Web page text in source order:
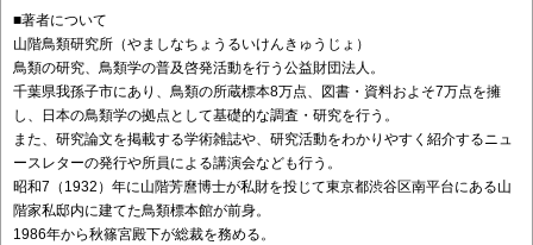
■著者について
山階鳥類研究所（やましなちょうるいけんきゅうじょ）
鳥類の研究、鳥類学の普及啓発活動を行う公益財団法人。
千葉県我孫子市にあり、鳥類の所蔵標本8万点、図書・資料およそ7万点を擁
し、日本の鳥類学の拠点として基礎的な調査・研究を行う。
また、研究論文を掲載する学術雑誌や、研究活動をわかりやすく紹介するニュ
ースレターの発行や所員による講演会なども行う。
昭和7（1932）年に山階芳麿博士が私財を投じて東京都渋谷区南平台にある山
階家私邸内に建てた鳥類標本館が前身。
1986年から秋篠宮殿下が総裁を務める。